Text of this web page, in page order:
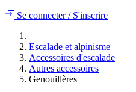
Se connecter/S'inscrire
Escalade et alpinisme
Accessoires d'escalade
Autres accessoires
Genouillères